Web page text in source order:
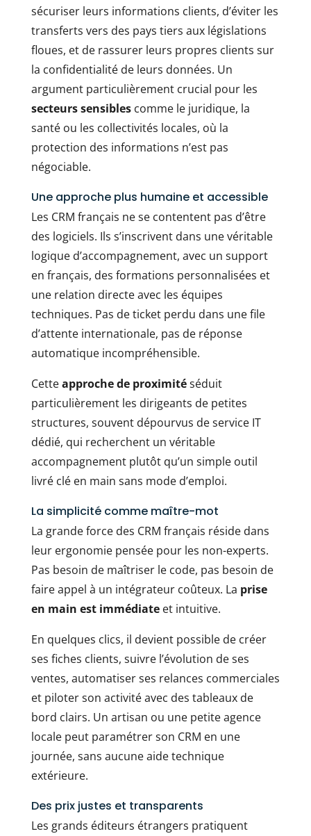
sécuriser leurs informations clients, d’éviter les
transferts vers des pays tiers aux législations
floues, et de rassurer leurs propres clients sur
la confidentialité de leurs données. Un
argument particulièrement crucial pour les
secteurs sensiblescomme le juridique, la
santé ou les collectivités locales, où la
protection des informations n’est pas
négociable.
Une approche plus humaine et accessible
Les CRM français ne se contentent pas d’être
des logiciels. Ils s’inscrivent dans une véritable
logique d’accompagnement, avec un support
en français, des formations personnalisées et
une relation directe avec les équipes
techniques. Pas de ticket perdu dans une file
d’attente internationale, pas de réponse
automatique incompréhensible.
Cetteapproche de proximitéséduit
particulièrement les dirigeants de petites
structures, souvent dépourvus de service IT
dédié, qui recherchent un véritable
accompagnement plutôt qu’un simple outil
livré clé en main sans mode d’emploi.
La simplicité comme maître-mot
La grande force des CRM français réside dans
leur ergonomie pensée pour les non-experts.
Pas besoin de maîtriser le code, pas besoin de
faire appel à un intégrateur coûteux. La prise
en main est immédiateet intuitive.
En quelques clics, il devient possible de créer
ses fiches clients, suivre l’évolution de ses
ventes, automatiser ses relances commerciales
et piloter son activité avec des tableaux de
bord clairs. Un artisan ou une petite agence
locale peut paramétrer son CRM en une
journée, sans aucune aide technique
extérieure.
Des prix justes et transparents
Les grands éditeurs étrangers pratiquent